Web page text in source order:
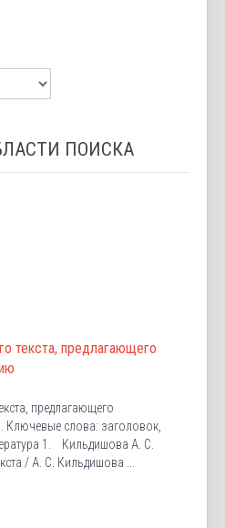
ПОИСКА
текста, предлагающего
предлагающего
слова: заголовок,
1. Кильдишова А. С.
/ А. С. Кильдишова ...